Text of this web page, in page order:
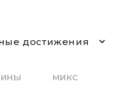
достижения
МИКС